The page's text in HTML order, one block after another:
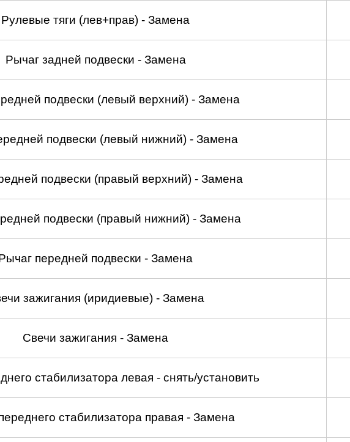
Рулевые тяги (лев+прав) - Замена
Рычаг задней подвески - Замена
подвески (левый верхний) - Замена
подвески (левый нижний) - Замена
подвески (правый верхний) - Замена
подвески (правый нижний) - Замена
передней подвески - Замена
зажигания (иридиевые) - Замена
Свечи зажигания - Замена
стабилизатора левая - снять/установить
стабилизатора правая - Замена